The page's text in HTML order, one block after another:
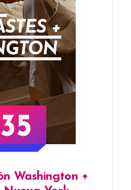
Washington +